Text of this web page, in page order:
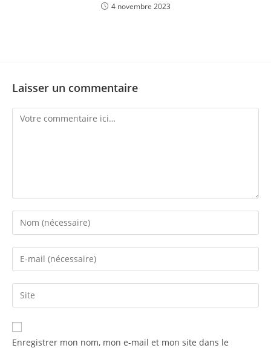
4 novembre 2023
Laisser un commentaire
Enregistrer mon nom, mon e-mail et mon site dans le